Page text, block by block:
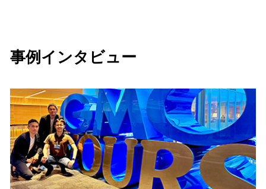
事例インタビュー